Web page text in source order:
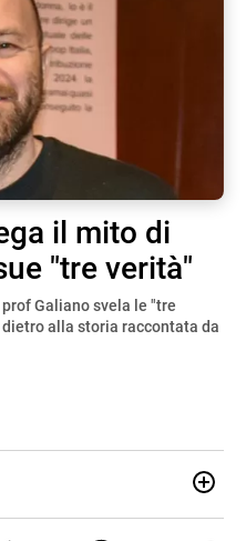
il mito di
"tre verità"
Galiano svela le "tre
alla storia raccontata da